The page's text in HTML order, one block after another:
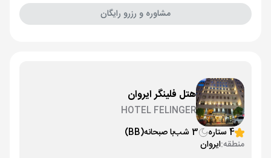
مشاوره و رزرو رایگان
هتل فلینگر ایروان
HOTEL FELINGER
4 ستاره
3 شب با صبحانه(BB)
منطقه:ایروان